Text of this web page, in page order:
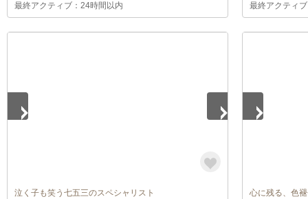
最終アクティブ：24時間以内 最終アクティ
泣く子も笑う七五三のスペシャリスト 心に残る、色